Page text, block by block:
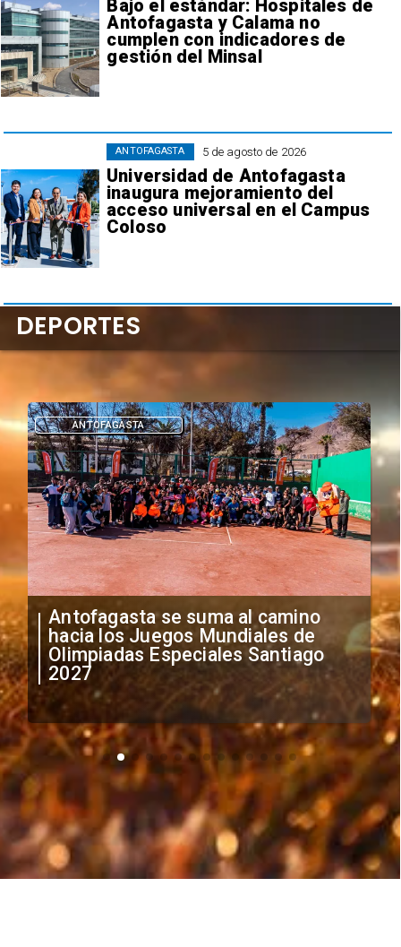
Bajo el estándar: Hospitales de
Antofagasta y Calama no
cumplen con indicadores de
gestión del Minsal
5 de agosto de 2026
Universidad de Antofagasta
inaugura mejoramiento del
acceso universal en el Campus
Coloso
ANTOFAGASTA
Antofagasta se suma al camino
hacia los Juegos Mundiales de
Olimpiadas Especiales Santiago
2027
ANTOFAGASTA
DEPORTES